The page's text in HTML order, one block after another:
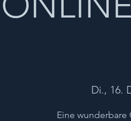
Di., 16.
Eine